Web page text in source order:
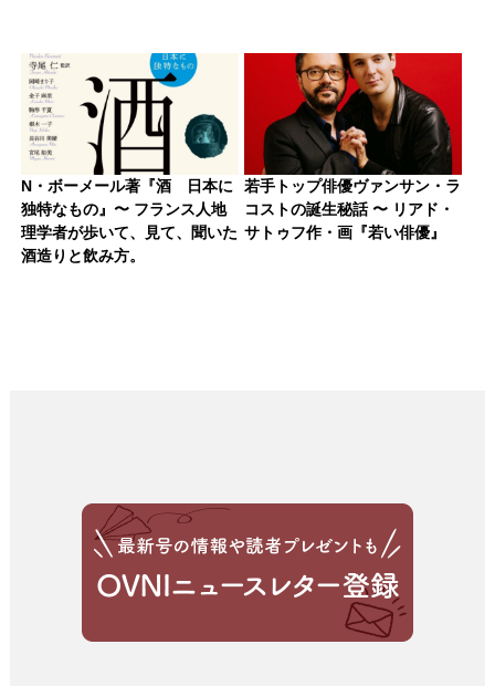
N・ボーメール著『酒 日本に
独特なもの』〜 フランス人地
理学者が歩いて、見て、聞いた
酒造りと飲み方。
若手トップ俳優ヴァンサン・ラ
コストの誕生秘話 〜 リアド・
サトゥフ作・画『若い俳優』